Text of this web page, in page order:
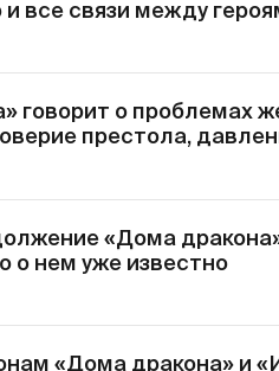
все связи между
говорит о проблемах
престола,
«Дома
о нем уже известно
«Дома дракона» и